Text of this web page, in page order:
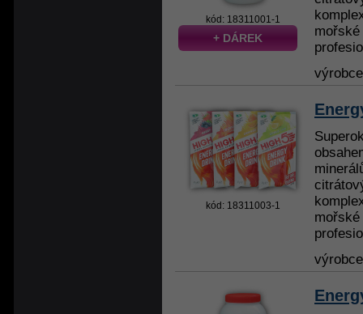
kód: 18311001-1
+ DÁREK
kód: 18311003-1